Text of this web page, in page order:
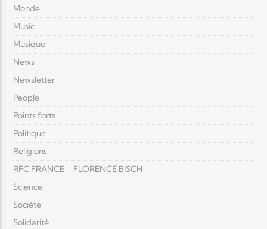
Monde
Music
Musique
News
Newsletter
People
Points forts
Politique
Religions
RFC FRANCE – FLORENCE BISCH
Science
Société
Solidarité